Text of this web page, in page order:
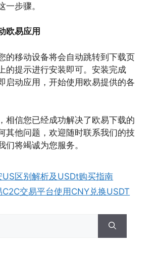
一步骤。
欧易应用
的移动设备将会自动跳转到下载页
的提示进行安装即可。安装完成
启动应用，开始使用欧易提供的各
相信您已经成功解决了欧易下载的
其他问题，欢迎随时联系我们的技
们将竭诚为您服务。
US区别解析及USDt购买指南
交易平台使用CNY兑换USDT